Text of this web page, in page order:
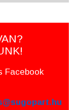
Facebook